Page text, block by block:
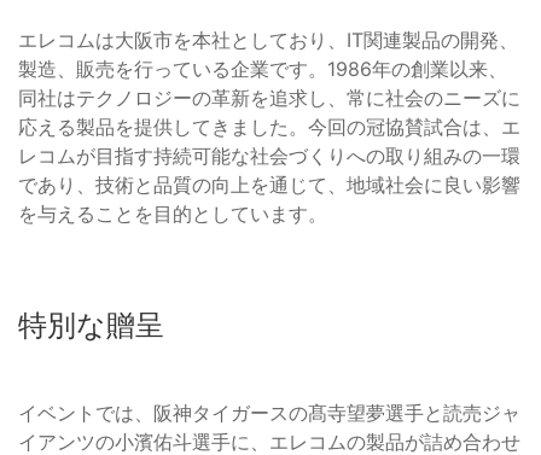
エレコムは大阪市を本社としており、IT関連製品の開発、
製造、販売を行っている企業です。1986年の創業以来、
同社はテクノロジーの革新を追求し、常に社会のニーズに
応える製品を提供してきました。今回の冠協賛試合は、エ
レコムが目指す持続可能な社会づくりへの取り組みの一環
であり、技術と品質の向上を通じて、地域社会に良い影響
を与えることを目的としています。
特別な贈呈
イベントでは、阪神タイガースの髙寺望夢選手と読売ジャ
イアンツの小濱佑斗選手に、エレコムの製品が詰め合わせ